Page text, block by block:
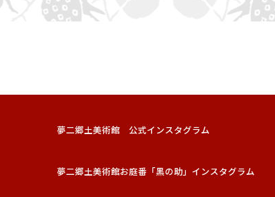
夢二郷土美術館 公式インスタグラム
夢二郷土美術館お庭番「黑の助」インスタグラム